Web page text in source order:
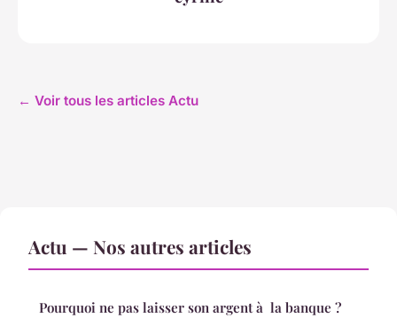
← Voir tous les articles Actu
Actu — Nos autres articles
Pourquoi ne pas laisser son argent à la banque ?